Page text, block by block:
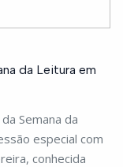
da Leitura em
Semana da
especial com
conhecida